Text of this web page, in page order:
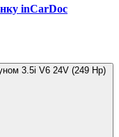
inCarDoc
3.5i V6 24V (249 Hp)